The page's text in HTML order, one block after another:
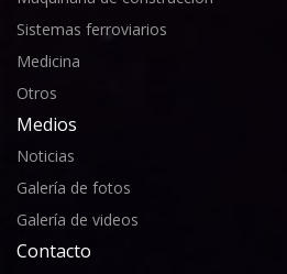
Sistemas ferroviarios
Medicina
Otros
Medios
Noticias
Galería de fotos
Galería de videos
Contacto